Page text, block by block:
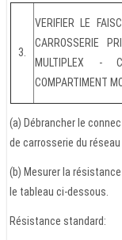
3.
VERIFIER LE
CARROSSERIE
MULTIPLEX -
COMPARTIMENT
(a) Débrancher le
de carrosserie du réseau
(b) Mesurer la
le tableau ci-dessous.
Résistance standard: